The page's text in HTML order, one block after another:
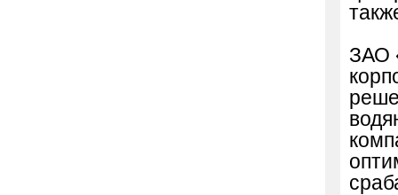
ЗАО